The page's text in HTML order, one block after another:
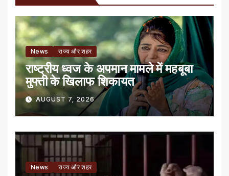
News राज्य और शहर
राष्ट्रीय ध्वज के अपमान मामले में महबूबा
मुफ्ती के खिलाफ शिकायत
AUGUST 7, 2026
News राज्य और शहर